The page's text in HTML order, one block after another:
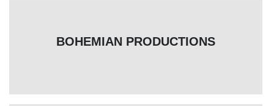
BOHEMIAN PRODUCTIONS